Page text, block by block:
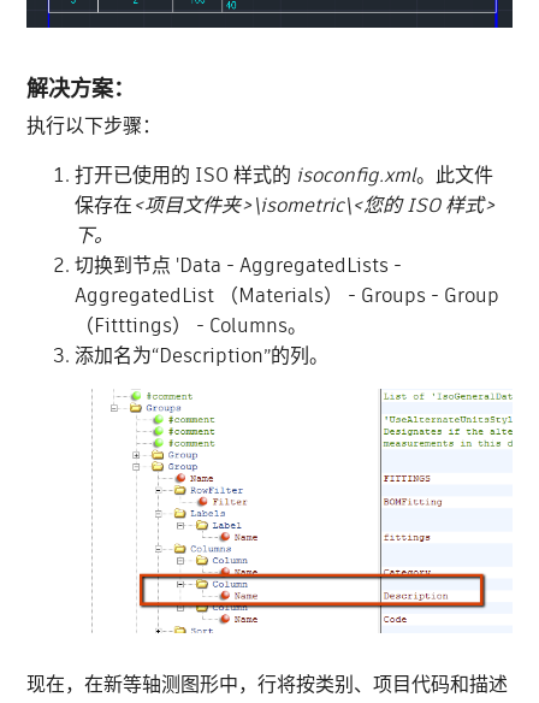
解决方案：
执行以下步骤：
打开已使用的 ISO 样式的 isoconfig.xml。此文件
保存在<项目文件夹>\isometric\<您的 ISO 样式>
下。
切换到节点 'Data - AggregatedLists -
AggregatedList （Materials） - Groups - Group
（Fitttings） - Columns。
添加名为“Description”的列。
现在，在新等轴测图形中，行将按类别、项目代码和描述